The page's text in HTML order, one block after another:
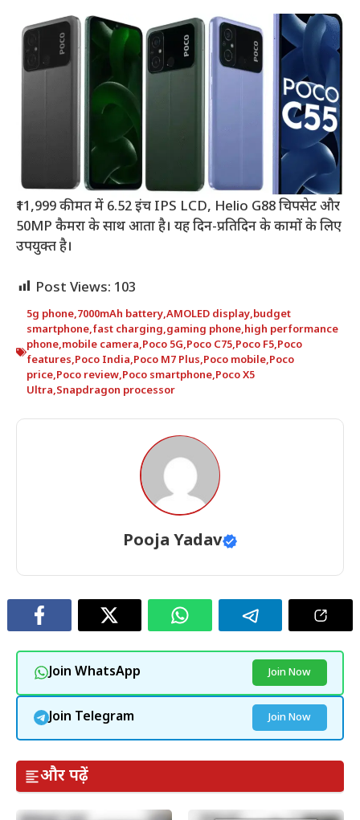
₹11,999 कीमत में 6.52 इंच IPS LCD, Helio G88 चिपसेट और
50MP कैमरा के साथ आता है। यह दिन-प्रतिदिन के कामों के लिए
उपयुक्त है।
Post Views: 103
5g phone,7000mAh battery,AMOLED display,budget
smartphone,fast charging,gaming phone,high performance
phone,mobile camera,Poco 5G,Poco C75,Poco F5,Poco
features,Poco India,Poco M7 Plus,Poco mobile,Poco
price,Poco review,Poco smartphone,Poco X5
Ultra,Snapdragon processor
Pooja Yadav
Join WhatsApp Join Now
Join Telegram Join Now
और पढ़ें